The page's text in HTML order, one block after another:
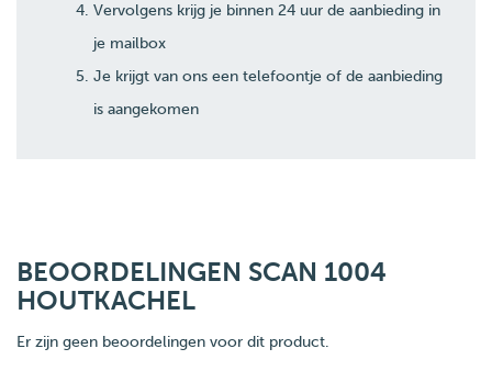
Vervolgens krijg je binnen 24 uur de aanbieding in
je mailbox
Je krijgt van ons een telefoontje of de aanbieding
is aangekomen
BEOORDELINGEN SCAN 1004
HOUTKACHEL
Er zijn geen beoordelingen voor dit product.